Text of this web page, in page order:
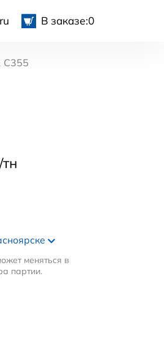
В заказе:0
С355
меняться в
партии.